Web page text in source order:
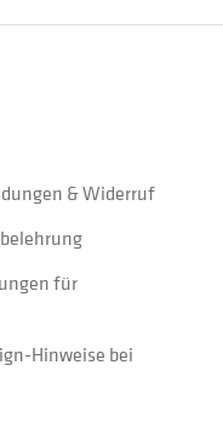
& Widerruf
für
Hinweise bei